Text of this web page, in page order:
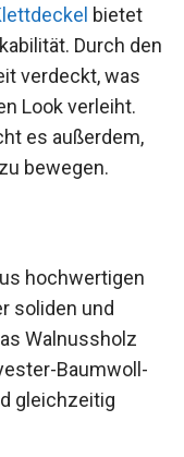
bietet
Durch den
verdeckt, was
Look verleiht.
es außerdem,
bewegen.
hochwertigen
soliden und
Walnussholz
Baumwoll-
gleichzeitig